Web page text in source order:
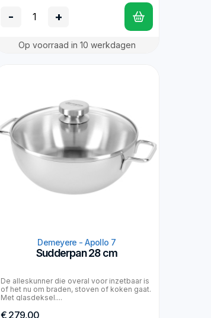
- +
Op voorraad in 10 werkdagen
Demeyere - Apollo 7
Sudderpan 28 cm
De alleskunner die overal voor inzetbaar is
of het nu om braden, stoven of koken gaat.
Met glasdeksel....
€ 279,00